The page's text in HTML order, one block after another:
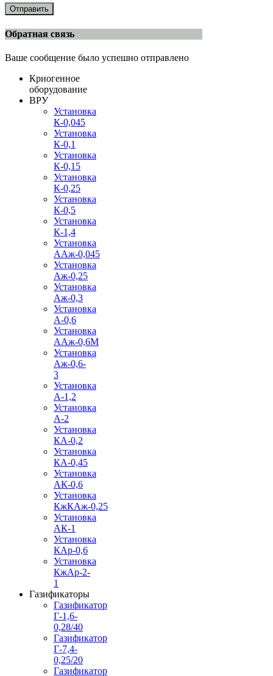
Отправить
Обратная связь
Ваше сообщение было успешно отправлено
Криогенное
оборудование
ВРУ
Установка
К-0,045
Установка
К-0,1
Установка
К-0,15
Установка
К-0,25
Установка
К-0,5
Установка
К-1,4
Установка
ААж-0,045
Установка
Аж-0,25
Установка
Аж-0,3
Установка
А-0,6
Установка
ААж-0,6М
Установка
Аж-0,6-
3
Установка
А-1,2
Установка
А-2
Установка
КА-0,2
Установка
КА-0,45
Установка
АК-0,6
Установка
КжКАж-0,25
Установка
АК-1
Установка
КАр-0,6
Установка
КжАр-2-
1
Газификаторы
Газификатор
Г-1,6-
0,28/40
Газификатор
Г-7,4-
0,25/20
Газификатор